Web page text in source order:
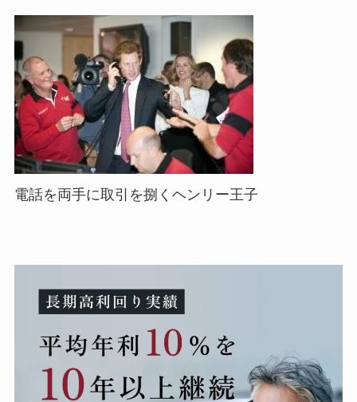
電話を両手に取引を捌くヘンリー王子